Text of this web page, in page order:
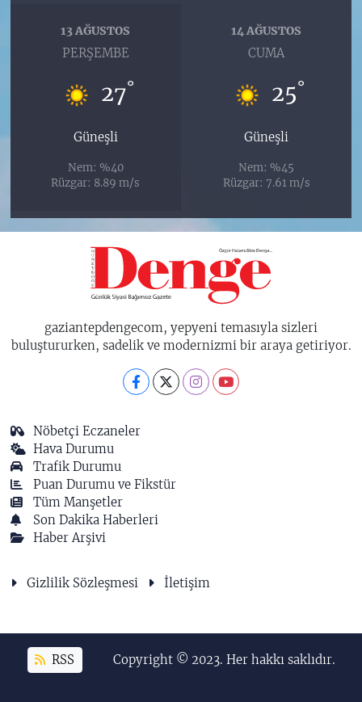
13 AĞUSTOS
PERŞEMBE
27°
Güneşli
Nem: %40
Rüzgar: 8.89 m/s
14 AĞUSTOS
CUMA
25°
Güneşli
Nem: %45
Rüzgar: 7.61 m/s
gaziantepdengecom, yepyeni temasıyla sizleri
buluştururken, sadelik ve modernizmi bir araya getiriyor.
Nöbetçi Eczaneler
Hava Durumu
Trafik Durumu
Puan Durumu ve Fikstür
Tüm Manşetler
Son Dakika Haberleri
Haber Arşivi
Gizlilik Sözleşmesi İletişim
RSS Copyright © 2023. Her hakkı saklıdır.